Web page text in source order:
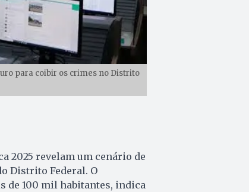
para coibir os crimes no Distrito
2025 revelam um cenário de
Distrito Federal. O
de 100 mil habitantes, indica